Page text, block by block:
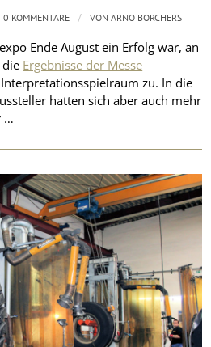
Ende August ein Erfolg war, an
die Ergebnisse der Messe
zu. In die
hatten sich aber auch mehr
…
0 KOMMENTARE / VONARNO BORCHERS